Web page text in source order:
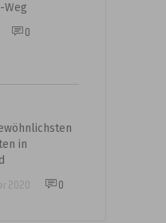
Weg
0
in
2020 0